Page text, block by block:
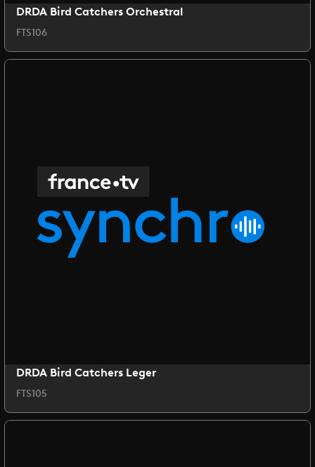
DRDA Bird Catchers Orchestral
FTS106
DRDA Bird Catchers Leger
FTS105